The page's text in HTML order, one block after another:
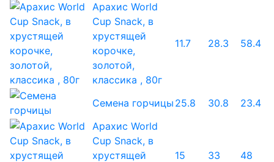
Арахис World
Cup Snack, в
хрустящей
корочке,
золотой,
классика , 80г
11.7 28.3 58.4
Семена горчицы 25.8 30.8
23.4
Арахис World
Cup Snack, в
хрустящей
15 33 48